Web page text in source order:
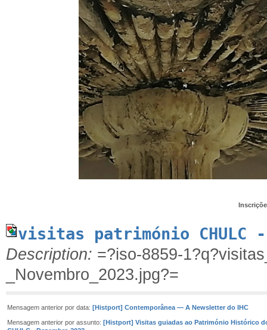
visitas património CHULC -
Description: =?iso-8859-
_Novembro_2023.jpg?=
Mensagem anterior por data: [Histport] Contemporânea — A Newsletter do IHC
Mensagem anterior por assunto: [Histport] Visitas guiadas ao Património Histórico